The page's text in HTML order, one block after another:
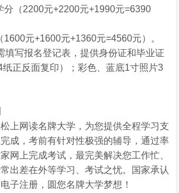
分（2200元+2200元+1990元=6390
元+1600元+1360元=4560元）。
填写报名登记表，提供身份证和毕业证
正反面复印）；彩色、蓝底1寸照片3
上网读名牌大学，为您提供全程学习支
成，考前有针对性极强的辅导，通过率
网上完成考试，最完美解决您工作忙、
出差在外等学习、考试之忧。国家承认
子注册，圆您名牌大学梦想！